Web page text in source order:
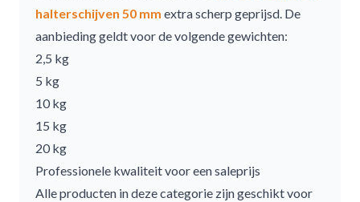
halterschijven 50 mm extra scherp geprijsd. De
aanbieding geldt voor de volgende gewichten:
2,5 kg
5 kg
10 kg
15 kg
20 kg
Professionele kwaliteit voor een saleprijs
Alle producten in deze categorie zijn geschikt voor